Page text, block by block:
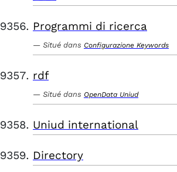
Programmi di ricerca
Situé dans Configurazione Keywords
rdf
Situé dans OpenData Uniud
Uniud international
Directory